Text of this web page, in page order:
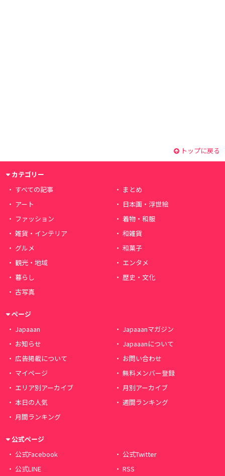
トップに戻る
カテゴリー
すべての記事
まとめ
アート
日本画・浮世絵
ファッション
着物・和服
雑貨・インテリア
和雑貨
グルメ
和菓子
観光・地域
エンタメ
暮らし
歴史・文化
古写真
ページ
Japaaan
Japaaanマガジン
お知らせ
Japaaanについて
広告掲載について
お問い合わせ
マイページ
無料メンバー登録
エリア別アーカイブ
月別アーカイブ
本日の人気
週間ランキング
月間ランキング
公式ページ
公式Facebook
公式Twitter
公式LINE
RSS